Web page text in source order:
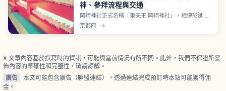
神、參拜流程與交通
岡崎神社正式名稱「東天王 岡崎神社」，相傳於延曆
13年（794年）隨平安遷都創建，位於都城東方卯方
位。祭神為素戔嗚尊、奇稻田姬命及八柱御子神，因
京都府 →
※ 文章內容基於撰寫時的資訊，可能與當前情況有所不同。此外，我們不保證所發
佈內容的準確性和完整性，敬請諒解。
廣告
本文可能包含廣告（聯盟連結），透過連結完成預訂時本站可能獲得佣
金。